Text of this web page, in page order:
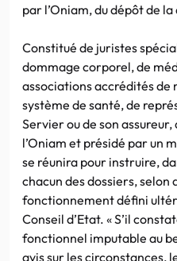
par l’Oniam, du dépôt de
Constitué de juristes
dommage corporel, de
associations accrédités de
système de santé, de
Servier ou de son
l’Oniam et présidé par un
se réunira pour instruire,
chacun des dossiers, selon
fonctionnement défini
Conseil d’Etat. « S’il
fonctionnel imputable au
avis sur les circonstances,